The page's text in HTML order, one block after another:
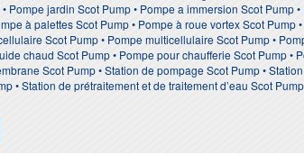
Pompe jardin Scot Pump • Pompe a immersion Scot Pump
à palettes Scot Pump • Pompe à roue vortex Scot
Scot Pump • Pompe multicellulaire Scot Pump •
chaud Scot Pump • Pompe pour chaufferie Scot Pump •
Scot Pump • Station de pompage Scot Pump •
• Station de prétraitement et de traitement d’eau Scot